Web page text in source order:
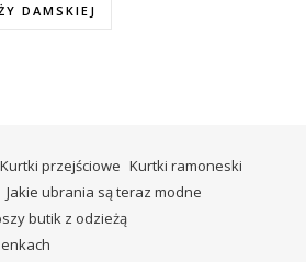
DAMSKIEJ
Kurtki przejściowe Kurtki ramoneski
Jakie ubrania są teraz modne
butik z odzieżą